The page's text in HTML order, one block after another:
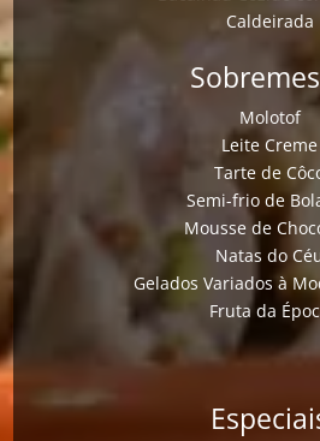
Caldeirada
Molotof
Leite Creme
Tarte de
Semi-frio de
Mousse de
Natas do
Gelados Variados à
Fruta da